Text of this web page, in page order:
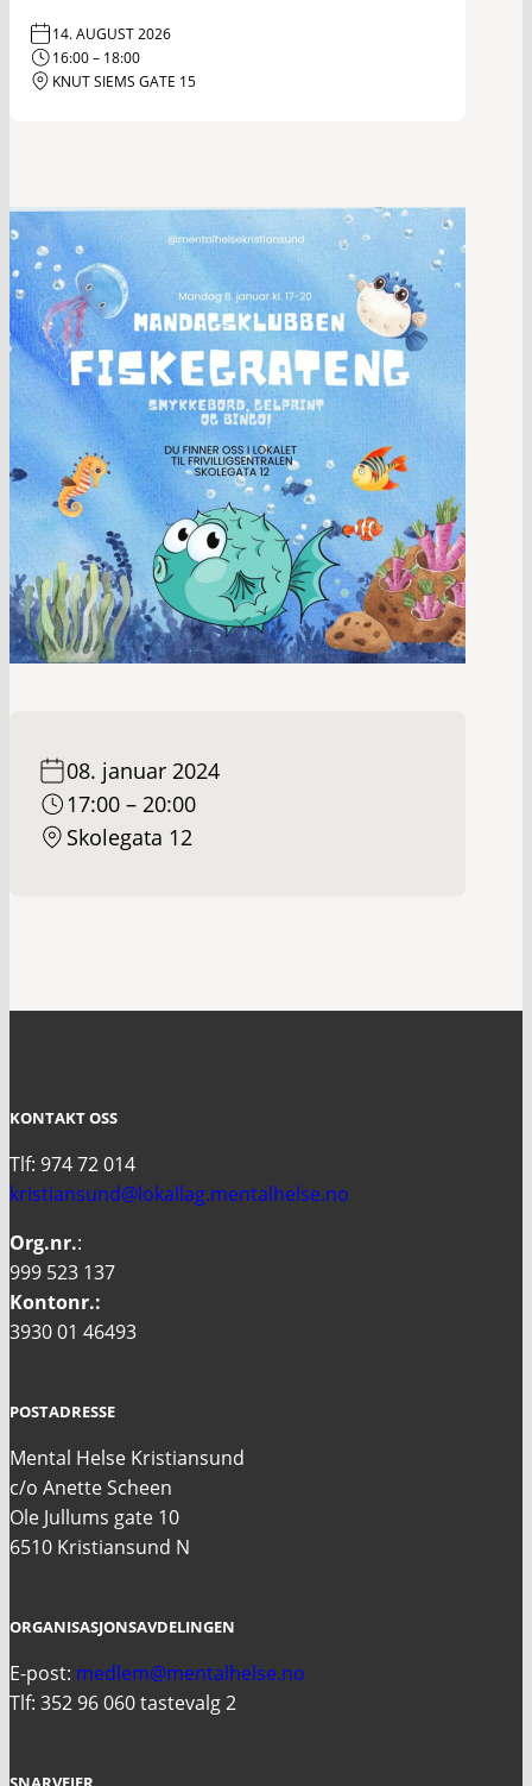
14. AUGUST 2026
16:00 – 18:00
KNUT SIEMS GATE 15
08. januar 2024
17:00 – 20:00
Skolegata 12
KONTAKT OSS
Tlf: 974 72 014
kristiansund@lokallag.mentalhelse.no
Org.nr.:
999 523 137
Kontonr.:
3930 01 46493
POSTADRESSE
Mental Helse Kristiansund
c/o Anette Scheen
Ole Jullums gate 10
6510 Kristiansund N
ORGANISASJONSAVDELINGEN
E-post: medlem@mentalhelse.no
Tlf: 352 96 060 tastevalg 2